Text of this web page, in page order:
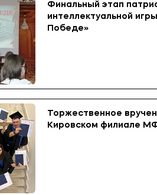
Финальный этап
интеллектуальной
Победе»
Торжественное
Кировском филиале